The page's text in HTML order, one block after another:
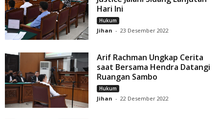
Hari Ini
Hukum
Jihan - 23 Desember 2022
Arif Rachman Ungkap Cerita
saat Bersama Hendra Datangi
Ruangan Sambo
Hukum
Jihan - 22 Desember 2022